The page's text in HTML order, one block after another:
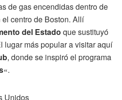
de gas encendidas dentro de
centro de Boston. Allí
del Estado que sustituyó
lugar más popular a visitar aquí
, donde se inspiró el programa
«.